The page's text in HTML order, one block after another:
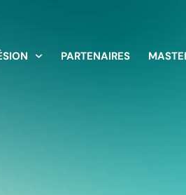
PARTENAIRES